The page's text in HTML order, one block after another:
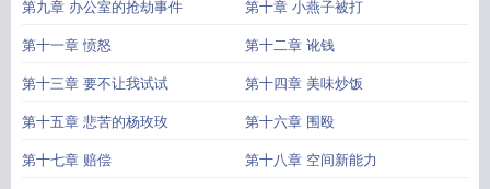
第九章 办公室的抢劫事件 第十章 小燕子被打
第十一章 愤怒 第十二章 讹钱
第十三章 要不让我试试 第十四章 美味炒饭
第十五章 悲苦的杨玫玫 第十六章 围殴
第十七章 赔偿 第十八章 空间新能力